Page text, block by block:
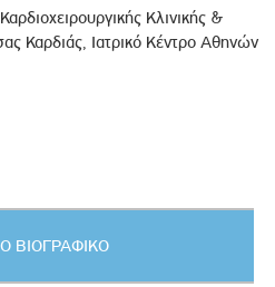
Κλινικής &
Καρδιάς, Ιατρικό Κέντρο Αθηνών
ΒΙΟΓΡΑΦΙΚΟ